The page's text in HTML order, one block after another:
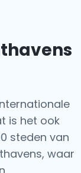
is het ook
steden van
waar